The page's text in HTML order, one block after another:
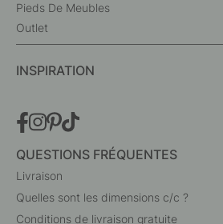
Pieds De Meubles
Outlet
INSPIRATION
QUESTIONS FRÉQUENTES
Livraison
Quelles sont les dimensions c/c ?
Conditions de livraison gratuite